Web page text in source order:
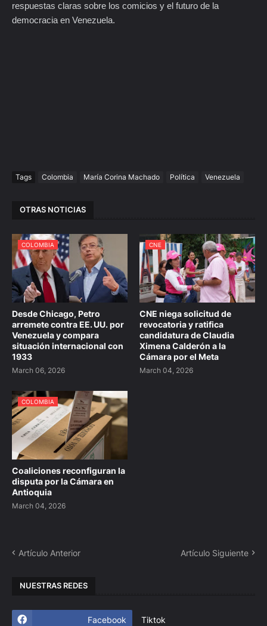
respuestas claras sobre los comicios y el futuro de la
democracia en Venezuela.
Tags Colombia María Corina Machado Política Venezuela
OTRAS NOTICIAS
COLOMBIA
Desde Chicago, Petro
arremete contra EE. UU. por
Venezuela y compara
situación internacional con
1933
March 06, 2026
CNE
CNE niega solicitud de
revocatoria y ratifica
candidatura de Claudia
Ximena Calderón a la
Cámara por el Meta
March 04, 2026
COLOMBIA
Coaliciones reconfiguran la
disputa por la Cámara en
Antioquia
March 04, 2026
Artículo Anterior Artículo Siguiente
NUESTRAS REDES
Facebook Tiktok